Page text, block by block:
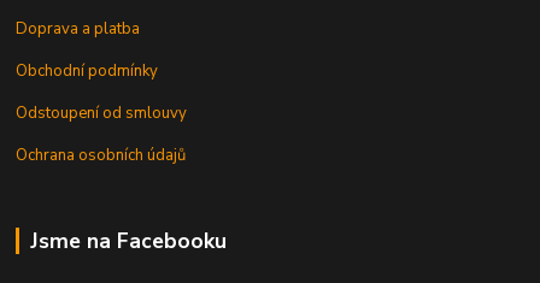
Doprava a platba
Obchodní podmínky
Odstoupení od smlouvy
Ochrana osobních údajů
Jsme na Facebooku